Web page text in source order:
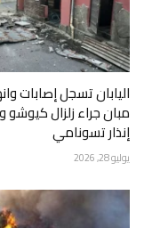
اليابان تسجل إصابات
مبان جراء زلزال
إنذار تسونامي
يوليو 28, 2026